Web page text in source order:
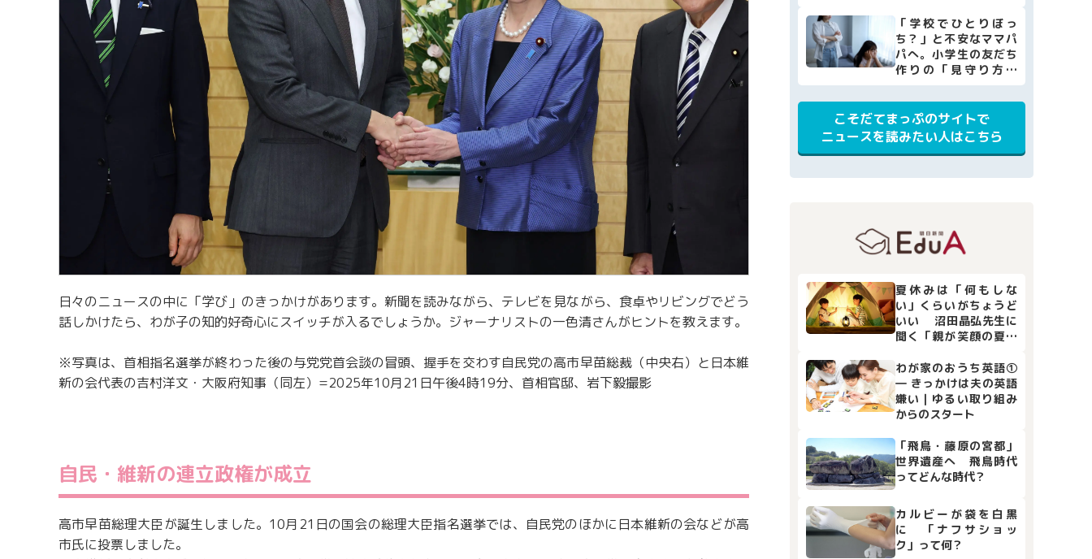
日々のニュースの中に「学び」のきっかけがあります。新聞を読みながら、テレビを見ながら、食卓やリビングでどう
話しかけたら、わが子の知的好奇心にスイッチが入るでしょうか。ジャーナリストの一色清さんがヒントを教えます。
※写真は、首相指名選挙が終わった後の与党党首会談の冒頭、握手を交わす自民党の高市早苗総裁（中央右）と日本維
新の会代表の吉村洋文・大阪府知事（同左）=2025年10月21日午後4時19分、首相官邸、岩下毅撮影
自民・維新の連立政権が成立
高市早苗総理大臣が誕生しました。10月21日の国会の総理大臣指名選挙では、自民党のほかに日本維新の会などが高
市氏に投票しました。
[小児科医監修]
「学校でひとりぼっ
ち？」と不安なママパ
パへ。小学生の友だち
作りの「見守り方」
と、家庭でできる4つの
サポート
こそだてまっぷのサイトで
ニュースを読みたい人はこちら
夏休みは「何もしな
い」くらいがちょうど
いい 沼田晶弘先生に
聞く「親が笑顔の夏休
わが家のおうち英語①
― きっかけは夫の英語
嫌い｜ゆるい取り組み
からのスタート
「飛鳥・藤原の宮都」
世界遺産へ 飛鳥時代
ってどんな時代？
カルビーが袋を白黒
に 「ナフサショッ
ク」って何？